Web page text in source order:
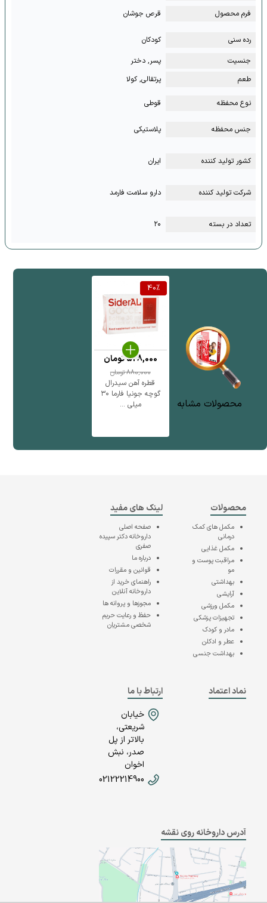
فرم محصول
قرص جوشان
رده سنی
کودکان
جنسیت
پسر, دختر
طعم
پرتقالی, کولا
نوع محفظه قوطی
جنس محفظه پلاستیکی
کشور تولید کننده ایران
شرکت تولید کننده دارو سلامت فارمد
تعداد در بسته ۲۰
محصولات مشابه
40%
قطره آهن سیدرال
گوچه جونیا فارما ۳۰
میلی ...
880,000تومان
528,000تومان
محصولات
مکمل های کمک
درمانی
مکمل غذایی
مراقبت پوست و
مو
بهداشتی
آرایشی
مکمل ورزشی
تجهیزات پزشکی
مادر و کودک
عطر و ادکلن
بهداشت جنسی
لینک های مفید
صفحه اصلی
داروخانه دکتر سپیده
صفری
درباره ما
قوانین و مقررات
راهنمای خرید از
داروخانه آنلاین
مجوزها و پروانه ها
حفظ و رعایت حریم
شخصی مشتریان
نماد اعتماد
ارتباط با ما
خیابان
شریعتی،
بالاتر از پل
صدر، نبش
اخوان
02122214900
آدرس داروخانه روی نقشه